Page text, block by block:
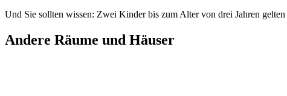
Und Sie sollten wissen: Zwei Kinder bis zum Alter von drei Jahren
Andere Räume und Häuser